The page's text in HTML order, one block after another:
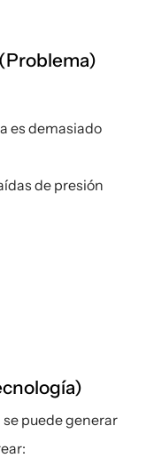
es demasiado
de presión
puede generar